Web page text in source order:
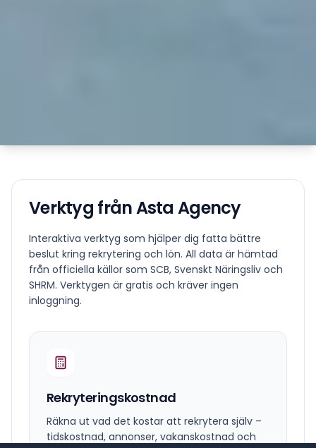
Verktyg från Asta Agency
Interaktiva verktyg som hjälper dig fatta bättre
beslut kring rekrytering och lön. All data är hämtad
från officiella källor som SCB, Svenskt Näringsliv och
SHRM. Verktygen är gratis och kräver ingen
inloggning.
Rekryteringskostnad
Räkna ut vad det kostar att rekrytera själv –
tidskostnad, annonser, vakanskostnad och